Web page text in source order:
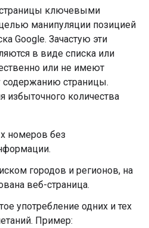
ключевыми
манипуляции позицией
Google. Зачастую эти
в виде списка или
или не имеют
страницы.
количества
номеров без
городов и регионов, на
веб-страница.
употребление одних и тех
Пример: